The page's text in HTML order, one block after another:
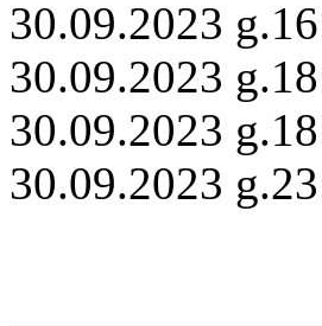
30.09.2023
30.09.2023
30.09.2023
30.09.2023